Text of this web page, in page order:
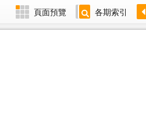
頁面預覽 各期索引